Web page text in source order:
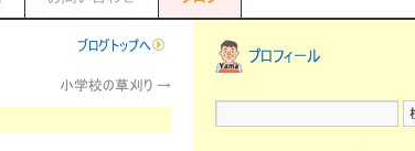
ブログトップへ
小学校の草刈り →
プロフィール